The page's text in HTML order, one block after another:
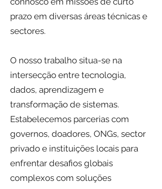
prazo em diversas áreas técnicas e
sectores.
O nosso trabalho situa-se na
intersecção entre tecnologia,
dados, aprendizagem e
transformação de sistemas.
Estabelecemos parcerias com
governos, doadores, ONGs, sector
privado e instituições locais para
enfrentar desafios globais
complexos com soluções